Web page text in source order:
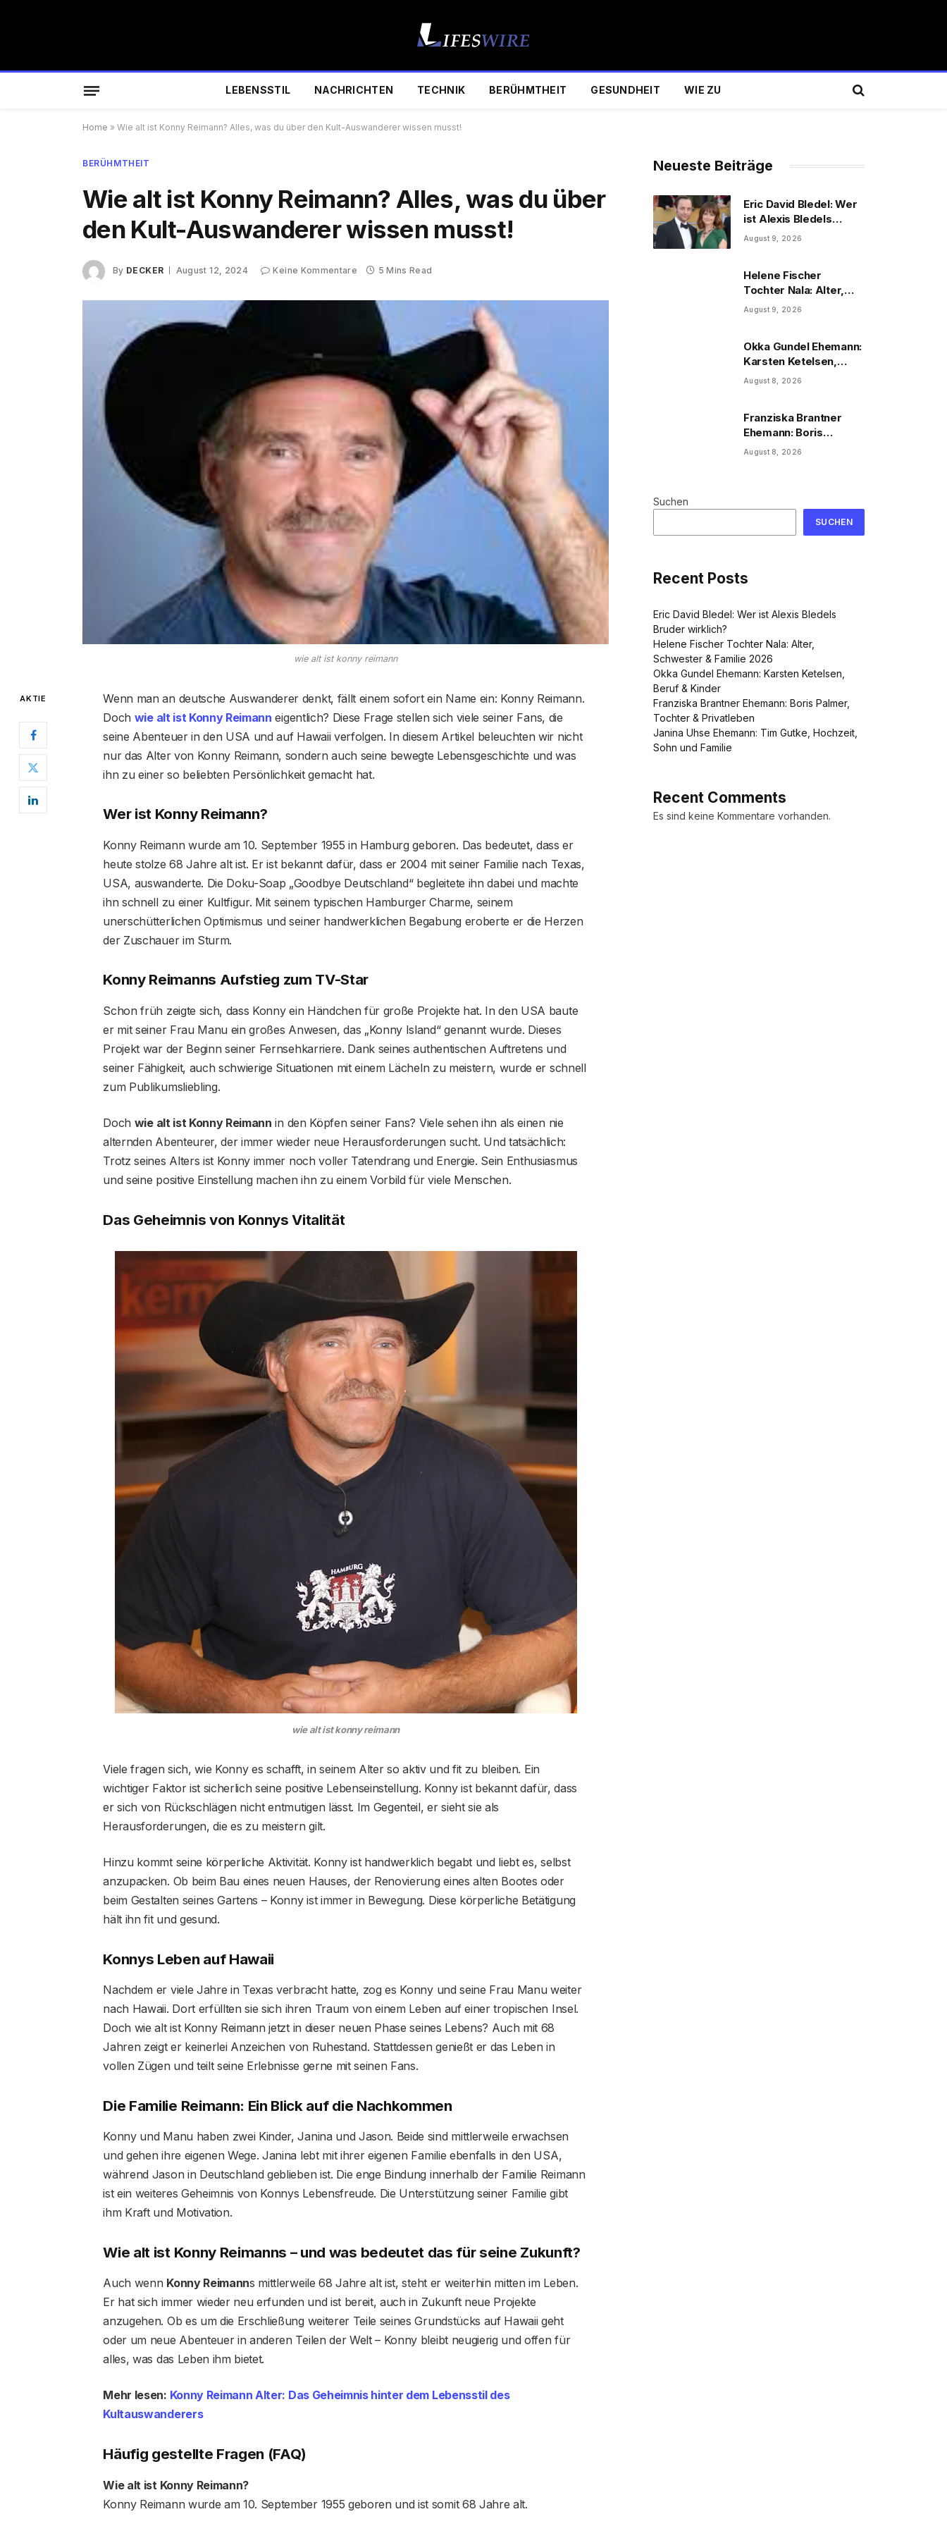
LEBENSSTIL NACHRICHTEN TECHNIK BERÜHMTHEIT GESUNDHEIT WIE ZU
Home » Wie alt ist Konny Reimann? Alles, was du über den Kult-Auswanderer wissen musst!
BERÜHMTHEIT
Wie alt ist Konny Reimann? Alles, was du über
den Kult-Auswanderer wissen musst!
By DECKER August 12, 2024 Keine Kommentare 5 Mins Read
wie alt ist konny reimann
AKTIE
Wenn man an deutsche Auswanderer denkt, fällt einem sofort ein Name ein: Konny Reimann.
Doch wie alt ist Konny Reimann eigentlich? Diese Frage stellen sich viele seiner Fans, die
seine Abenteuer in den USA und auf Hawaii verfolgen. In diesem Artikel beleuchten wir nicht
nur das Alter von Konny Reimann, sondern auch seine bewegte Lebensgeschichte und was
ihn zu einer so beliebten Persönlichkeit gemacht hat.
Wer ist Konny Reimann?
Konny Reimann wurde am 10. September 1955 in Hamburg geboren. Das bedeutet, dass er
heute stolze 68 Jahre alt ist. Er ist bekannt dafür, dass er 2004 mit seiner Familie nach Texas,
USA, auswanderte. Die Doku-Soap „Goodbye Deutschland“ begleitete ihn dabei und machte
ihn schnell zu einer Kultfigur. Mit seinem typischen Hamburger Charme, seinem
unerschütterlichen Optimismus und seiner handwerklichen Begabung eroberte er die Herzen
der Zuschauer im Sturm.
Konny Reimanns Aufstieg zum TV-Star
Schon früh zeigte sich, dass Konny ein Händchen für große Projekte hat. In den USA baute
er mit seiner Frau Manu ein großes Anwesen, das „Konny Island“ genannt wurde. Dieses
Projekt war der Beginn seiner Fernsehkarriere. Dank seines authentischen Auftretens und
seiner Fähigkeit, auch schwierige Situationen mit einem Lächeln zu meistern, wurde er schnell
zum Publikumsliebling.
Doch wie alt ist Konny Reimann in den Köpfen seiner Fans? Viele sehen ihn als einen nie
alternden Abenteurer, der immer wieder neue Herausforderungen sucht. Und tatsächlich:
Trotz seines Alters ist Konny immer noch voller Tatendrang und Energie. Sein Enthusiasmus
und seine positive Einstellung machen ihn zu einem Vorbild für viele Menschen.
Das Geheimnis von Konnys Vitalität
wie alt ist konny reimann
Viele fragen sich, wie Konny es schafft, in seinem Alter so aktiv und fit zu bleiben. Ein
wichtiger Faktor ist sicherlich seine positive Lebenseinstellung. Konny ist bekannt dafür, dass
er sich von Rückschlägen nicht entmutigen lässt. Im Gegenteil, er sieht sie als
Herausforderungen, die es zu meistern gilt.
Hinzu kommt seine körperliche Aktivität. Konny ist handwerklich begabt und liebt es, selbst
anzupacken. Ob beim Bau eines neuen Hauses, der Renovierung eines alten Bootes oder
beim Gestalten seines Gartens – Konny ist immer in Bewegung. Diese körperliche Betätigung
hält ihn fit und gesund.
Konnys Leben auf Hawaii
Nachdem er viele Jahre in Texas verbracht hatte, zog es Konny und seine Frau Manu weiter
nach Hawaii. Dort erfüllten sie sich ihren Traum von einem Leben auf einer tropischen Insel.
Doch wie alt ist Konny Reimann jetzt in dieser neuen Phase seines Lebens? Auch mit 68
Jahren zeigt er keinerlei Anzeichen von Ruhestand. Stattdessen genießt er das Leben in
vollen Zügen und teilt seine Erlebnisse gerne mit seinen Fans.
Die Familie Reimann: Ein Blick auf die Nachkommen
Konny und Manu haben zwei Kinder, Janina und Jason. Beide sind mittlerweile erwachsen
und gehen ihre eigenen Wege. Janina lebt mit ihrer eigenen Familie ebenfalls in den USA,
während Jason in Deutschland geblieben ist. Die enge Bindung innerhalb der Familie Reimann
ist ein weiteres Geheimnis von Konnys Lebensfreude. Die Unterstützung seiner Familie gibt
ihm Kraft und Motivation.
Wie alt ist Konny Reimanns – und was bedeutet das für seine Zukunft?
Auch wenn Konny Reimanns mittlerweile 68 Jahre alt ist, steht er weiterhin mitten im Leben.
Er hat sich immer wieder neu erfunden und ist bereit, auch in Zukunft neue Projekte
anzugehen. Ob es um die Erschließung weiterer Teile seines Grundstücks auf Hawaii geht
oder um neue Abenteuer in anderen Teilen der Welt – Konny bleibt neugierig und offen für
alles, was das Leben ihm bietet.
Mehr lesen: Konny Reimann Alter: Das Geheimnis hinter dem Lebensstil des
Kultauswanderers
Häufig gestellte Fragen (FAQ)
Wie alt ist Konny Reimann?
Konny Reimann wurde am 10. September 1955 geboren und ist somit 68 Jahre alt.
Neueste Beiträge
Eric David Bledel: Wer
ist Alexis Bledels
Bruder wirklich?
August 9, 2026
Helene Fischer
Tochter Nala: Alter,
Schwester & Familie
August 9, 2026
Okka Gundel Ehemann:
Karsten Ketelsen,
Beruf & Kinder
August 8, 2026
Franziska Brantner
Ehemann: Boris
Palmer, Tochter &
August 8, 2026
Suchen
SUCHEN
Recent Posts
Eric David Bledel: Wer ist Alexis Bledels
Bruder wirklich?
Helene Fischer Tochter Nala: Alter,
Schwester & Familie 2026
Okka Gundel Ehemann: Karsten Ketelsen,
Beruf & Kinder
Franziska Brantner Ehemann: Boris Palmer,
Tochter & Privatleben
Janina Uhse Ehemann: Tim Gutke, Hochzeit,
Sohn und Familie
Recent Comments
Es sind keine Kommentare vorhanden.